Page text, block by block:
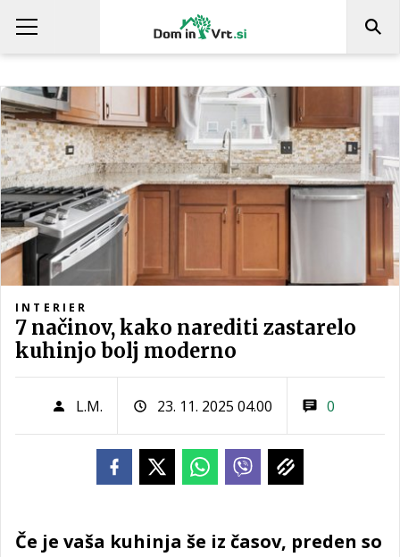
INTERIER
7 načinov, kako narediti zastarelo
kuhinjo bolj moderno
L.M. 23. 11. 2025 04.00 0
Če je vaša kuhinja še iz časov, preden so